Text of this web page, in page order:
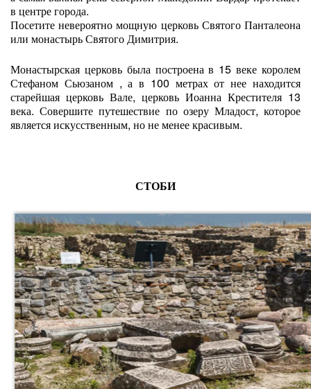
в центре города.
Посетите невероятно мощную церковь Святого Панталеона
или монастырь Святого Димитрия.
Монастырская церковь была построена в 15 веке королем
Стефаном Сьюзаном , а в 100 метрах от нее находится
старейшая церковь Вале, церковь Иоанна Крестителя 13
века. Совершите путешествие по озеру Младост, которое
является искусственным, но не менее красивым.
СТОБИ